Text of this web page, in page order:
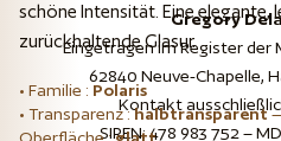
schöne Intensität. Eine elegante,
zurückhaltende Glasur.
• Familie : Polaris
• Transparenz :halbtransparent
Gregory
Eingetragen im Register der
62840 Neuve-Chapelle,
Kontakt
SIREN: 478 983 752 –